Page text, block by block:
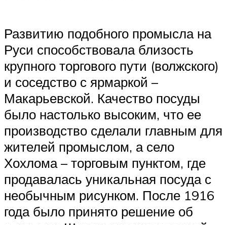
Развитию подобного промысла на
Руси способствовала близость
крупного торгового пути (волжского)
и соседство с ярмаркой –
Макарьевской. Качество посуды
было настолько высоким, что ее
производство сделали главным для
жителей промыслом, а село
Хохлома – торговым пунктом, где
продавалась уникальная посуда с
необычным рисунком. После 1916
года было принято решение об